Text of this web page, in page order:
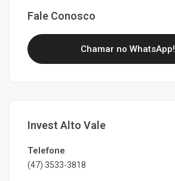
Fale Conosco
Chamar no WhatsApp!
Invest Alto Vale
Telefone
(47) 3533-3818